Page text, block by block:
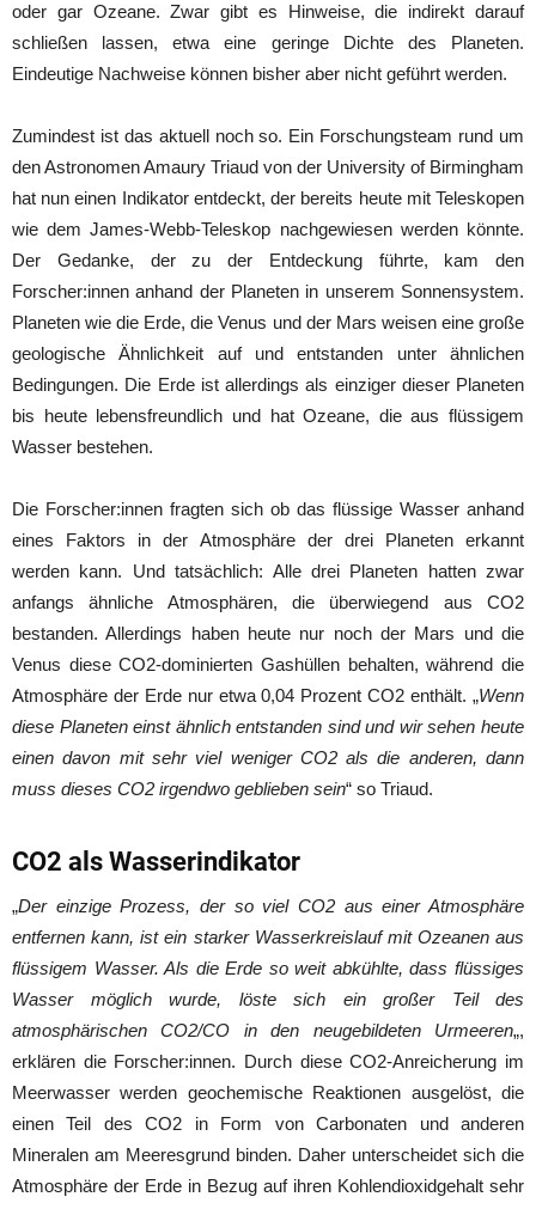
oder gar Ozeane. Zwar gibt es Hinweise, die indirekt darauf
schließen lassen, etwa eine geringe Dichte des Planeten.
Eindeutige Nachweise können bisher aber nicht geführt werden.
Zumindest ist das aktuell noch so. Ein Forschungsteam rund um
den Astronomen Amaury Triaud von der University of Birmingham
hat nun einen Indikator entdeckt, der bereits heute mit Teleskopen
wie dem James-Webb-Teleskop nachgewiesen werden könnte.
Der Gedanke, der zu der Entdeckung führte, kam den
Forscher:innen anhand der Planeten in unserem Sonnensystem.
Planeten wie die Erde, die Venus und der Mars weisen eine große
geologische Ähnlichkeit auf und entstanden unter ähnlichen
Bedingungen. Die Erde ist allerdings als einziger dieser Planeten
bis heute lebensfreundlich und hat Ozeane, die aus flüssigem
Wasser bestehen.
Die Forscher:innen fragten sich ob das flüssige Wasser anhand
eines Faktors in der Atmosphäre der drei Planeten erkannt
werden kann. Und tatsächlich: Alle drei Planeten hatten zwar
anfangs ähnliche Atmosphären, die überwiegend aus CO2
bestanden. Allerdings haben heute nur noch der Mars und die
Venus diese CO2-dominierten Gashüllen behalten, während die
Atmosphäre der Erde nur etwa 0,04 Prozent CO2 enthält. „Wenn
diese Planeten einst ähnlich entstanden sind und wir sehen heute
einen davon mit sehr viel weniger CO2 als die anderen, dann
muss dieses CO2 irgendwo geblieben sein“ so Triaud.
CO2 als Wasserindikator
„Der einzige Prozess, der so viel CO2 aus einer Atmosphäre
entfernen kann, ist ein starker Wasserkreislauf mit Ozeanen aus
flüssigem Wasser. Als die Erde so weit abkühlte, dass flüssiges
Wasser möglich wurde, löste sich ein großer Teil des
atmosphärischen CO2/CO in den neugebildeten Urmeeren„,
erklären die Forscher:innen. Durch diese CO2-Anreicherung im
Meerwasser werden geochemische Reaktionen ausgelöst, die
einen Teil des CO2 in Form von Carbonaten und anderen
Mineralen am Meeresgrund binden. Daher unterscheidet sich die
Atmosphäre der Erde in Bezug auf ihren Kohlendioxidgehalt sehr